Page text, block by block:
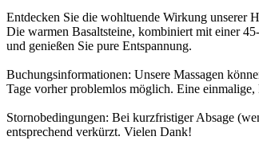
Entdecken Sie die wohltuende Wirkung unserer
Die warmen Basaltsteine, kombiniert mit einer
und genießen Sie pure Entspannung.
Buchungsinformationen: Unsere Massagen
Tage vorher problemlos möglich. Eine
Stornobedingungen: Bei kurzfristiger Absage
entsprechend verkürzt. Vielen Dank!